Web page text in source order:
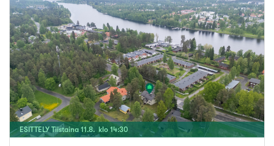
ESITTELY Tiistaina 11.8. klo 14:30